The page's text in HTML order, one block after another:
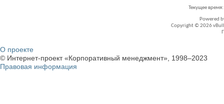
Текущее время:
Powered
Copyright © 2026
О проекте
© Интернет-проект «Корпоративный менеджмент», 1998–2023
Правовая информация